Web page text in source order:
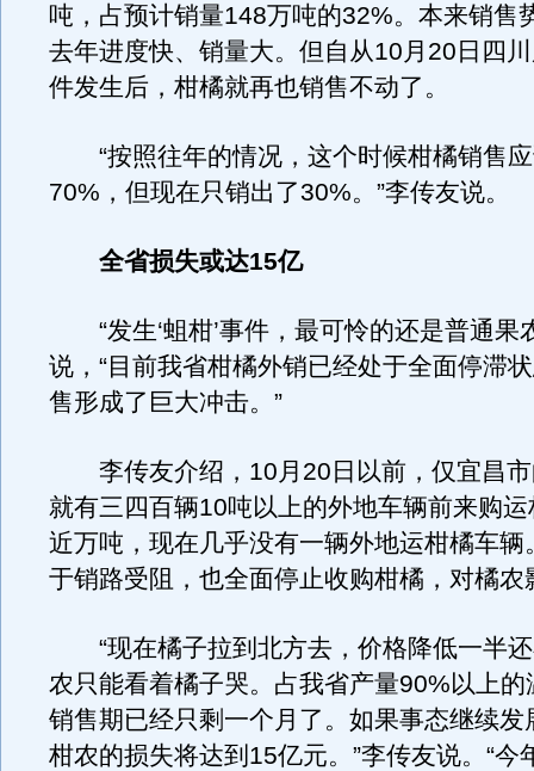
吨，占预计销量148万吨的32%。本来销售
去年进度快、销量大。但自从10月20日四川
件发生后，柑橘就再也销售不动了。
“按照往年的情况，这个时候柑橘销售应
70%，但现在只销出了30%。”李传友说。
全省损失或达15亿
“发生‘蛆柑’事件，最可怜的还是普通果
说，“目前我省柑橘外销已经处于全面停滞
售形成了巨大冲击。”
李传友介绍，10月20日以前，仅宜昌市
就有三四百辆10吨以上的外地车辆前来购
近万吨，现在几乎没有一辆外地运柑橘车辆
于销路受阻，也全面停止收购柑橘，对橘农
“现在橘子拉到北方去，价格降低一半还
农只能看着橘子哭。占我省产量90%以上的
销售期已经只剩一个月了。如果事态继续发
柑农的损失将达到15亿元。”李传友说。“今